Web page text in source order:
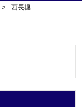
> 西長堀